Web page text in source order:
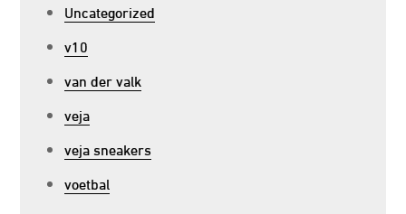
Uncategorized
v10
van der valk
veja
veja sneakers
voetbal